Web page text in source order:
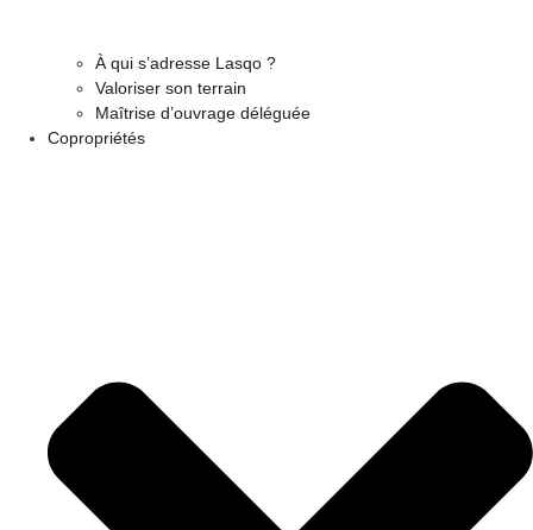
À qui s’adresse Lasqo ?
Valoriser son terrain
Maîtrise d’ouvrage déléguée
Copropriétés